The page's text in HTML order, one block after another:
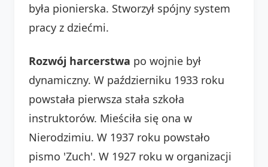
była pionierska. Stworzył spójny system
pracy z dziećmi.
Rozwój harcerstwa po wojnie był
dynamiczny. W październiku 1933 roku
powstała pierwsza stała szkoła
instruktorów. Mieściła się ona w
Nierodzimiu. W 1937 roku powstało
pismo 'Zuch'. W 1927 roku w organizacji